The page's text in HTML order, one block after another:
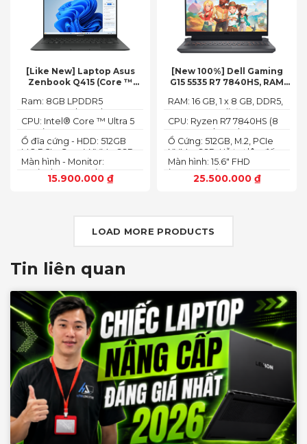
[Like New] Laptop Asus
Zenbook Q415 (Core ™
512GB, 14.0inch WUXGA
OLED, Win 11)
15.900.000 ₫
Màn hình - Monitor:
14.0inch WUXGA (1920 x
1200) 16:10, OLED, 500 nits,
Ổ đĩa cứng - HDD: 512GB
M.2 PCIe Gen 4 NVMe SSD
CPU: Intel® Core ™ Ultra 5
125H (3.60GHz up to
4.50GHz, 18MB Cache)
Ram: 8GB LPDDR5
7467MHz on board
[New 100%] Dell Gaming
G15 5535 R7 7840HS, RAM
8G, 15.6-inch FHD 165Hz
Windows 11 Dark Shadow
Gray
25.500.000 ₫
Màn hình: 15.6" FHD
(1920x1080) 165Hz, 3ms,
sRGB-100%,
Ổ Cứng: 512GB, M.2, PCIe
NVMe, SSD-Hỗ trợ lên đến
4 TB (2 khe SSD)
CPU: Ryzen R7 7840HS (8
Cores, 16 Threads, 24MB
Cache, 3.80 GHz up to 5.1
RAM: 16 GB, 1 x 8 GB, DDR5,
4800 MHz -Tối đa 32GB
LOAD MORE PRODUCTS
Tin liên quan